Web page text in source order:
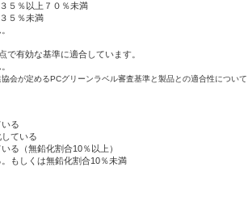
％以上７０％未満
５％未満
効な基準に適合しています。
会が定めるPCグリーンラベル審査基準と製品との適合性について
る
ている
る（無鉛化割合10％以上）
もしくは無鉛化割合10％未満